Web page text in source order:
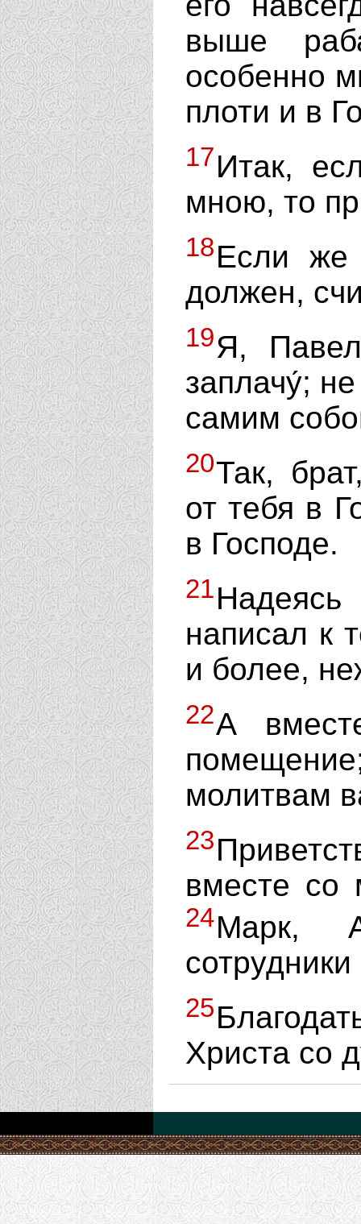
выше
особенно
плоти и в
17Итак,
мною, то
18Если же
должен,
19Я,
заплачу́;
самим
20Так,
от тебя в
в Господе.
21
написал к
и более,
22А
молитвам
23
вместе со
24Марк,
25
Христа со